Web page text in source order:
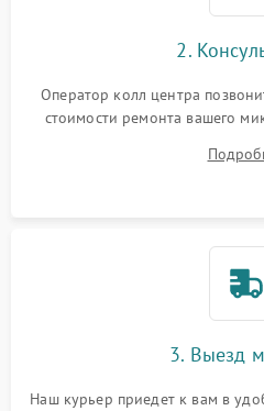
2.
Оператор колл центра
стоимости ремонта вашего
3. Выезд
Наш курьер приедет к вам в